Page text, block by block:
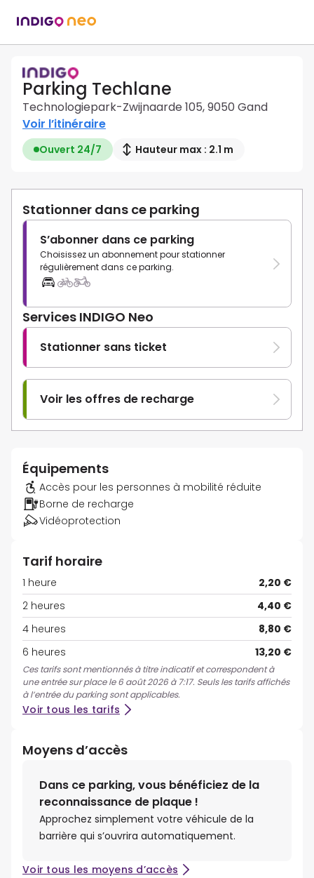
Parking Techlane
Technologiepark-Zwijnaarde 105, 9050 Gand
Voir l’itinéraire
Ouvert 24/7 Hauteur max : 2.1 m
Stationner dans ce parking
S’abonner dans ce parking
Choisissez un abonnement pour stationner
régulièrement dans ce parking.
Services INDIGO Neo
Stationner sans ticket
Voir les offres de recharge
Équipements
Accès pour les personnes à mobilité réduite
Borne de recharge
Vidéoprotection
Tarif horaire
1 heure
2,20 €
2 heures
4,40 €
4 heures
8,80 €
6 heures
13,20 €
Ces tarifs sont mentionnés à titre indicatif et correspondent à
une entrée sur place le 6 août 2026 à 7:17. Seuls les tarifs affichés
à l’entrée du parking sont applicables.
Voir tous les tarifs
Moyens d’accès
Dans ce parking, vous bénéficiez de la
reconnaissance de plaque !
Approchez simplement votre véhicule de la
barrière qui s’ouvrira automatiquement.
Voir tous les moyens d’accès